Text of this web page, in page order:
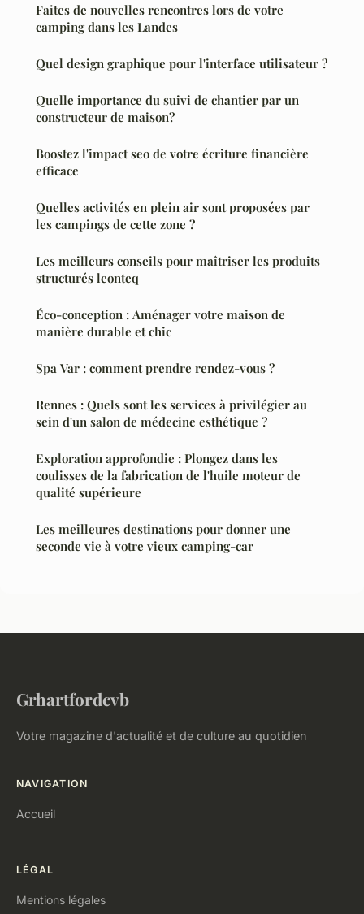
Faites de nouvelles rencontres lors de votre
camping dans les Landes
Quel design graphique pour l'interface utilisateur ?
Quelle importance du suivi de chantier par un
constructeur de maison?
Boostez l'impact seo de votre écriture financière
efficace
Quelles activités en plein air sont proposées par
les campings de cette zone ?
Les meilleurs conseils pour maîtriser les produits
structurés leonteq
Éco-conception : Aménager votre maison de
manière durable et chic
Spa Var : comment prendre rendez-vous ?
Rennes : Quels sont les services à privilégier au
sein d'un salon de médecine esthétique ?
Exploration approfondie : Plongez dans les
coulisses de la fabrication de l'huile moteur de
qualité supérieure
Les meilleures destinations pour donner une
seconde vie à votre vieux camping-car
Grhartfordcvb
Votre magazine d'actualité et de culture au quotidien
NAVIGATION
Accueil
LÉGAL
Mentions légales